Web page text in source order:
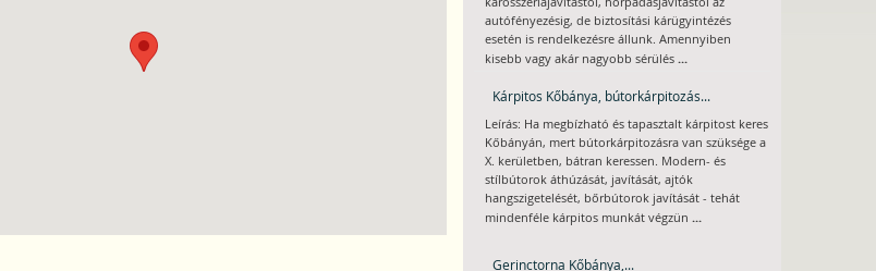
autófényezésig, de biztosítási kárügyintézés
esetén is rendelkezésre állunk. Amennyiben
kisebb vagy akár nagyobb sérülés ...
Kárpitos Kőbánya, bútorkárpitozás...
Leírás: Ha megbízható és tapasztalt kárpitost keres
Kőbányán, mert bútorkárpitozásra van szüksége a
X. kerületben, bátran keressen. Modern- és
stílbútorok áthúzását, javítását, ajtók
hangszigetelését, bőrbútorok javítását - tehát
mindenféle kárpitos munkát végzün ...
Gerinctorna Kőbánya,...